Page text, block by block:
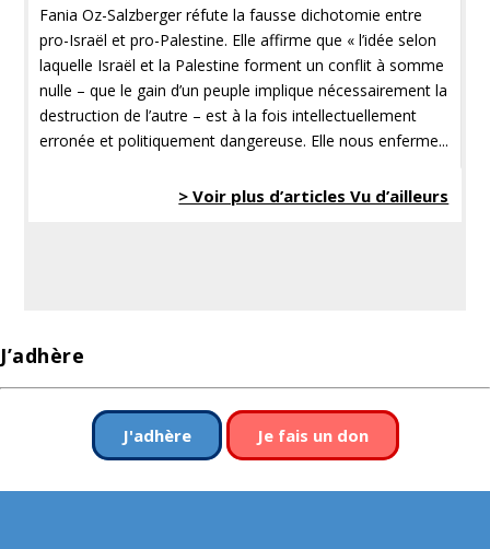
Fania Oz-Salzberger réfute la fausse dichotomie entre
pro-Israël et pro-Palestine. Elle affirme que « l’idée selon
laquelle Israël et la Palestine forment un conflit à somme
nulle – que le gain d’un peuple implique nécessairement la
destruction de l’autre – est à la fois intellectuellement
erronée et politiquement dangereuse. Elle nous enferme...
> Voir plus d’articles Vu d’ailleurs
J’adhère
J'adhère Je fais un don